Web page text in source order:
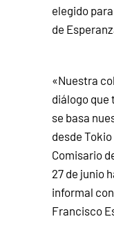
elegido
de
«Nuestra
diálogo que
se basa
desde
Comisario
27 de junio
informal
Francisco